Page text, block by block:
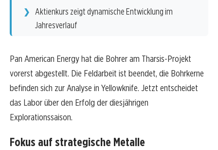
Aktienkurs zeigt dynamische Entwicklung im
Jahresverlauf
Pan American Energy hat die Bohrer am Tharsis-Projekt
vorerst abgestellt. Die Feldarbeit ist beendet, die Bohrkerne
befinden sich zur Analyse in Yellowknife. Jetzt entscheidet
das Labor über den Erfolg der diesjährigen
Explorationssaison.
Fokus auf strategische Metalle